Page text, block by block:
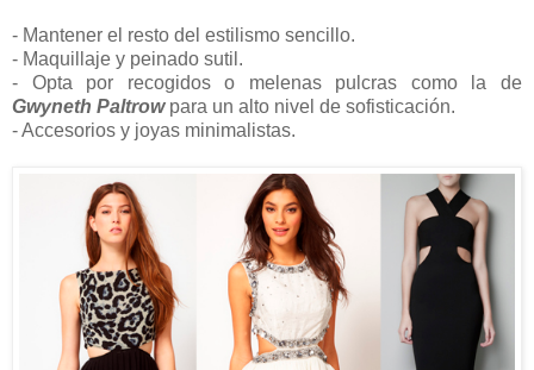
- Mantener el resto del estilismo sencillo.
- Maquillaje y peinado sutil.
- Opta por recogidos o melenas pulcras como la de
Gwyneth Paltrowpara un alto nivel de sofisticación.
- Accesorios y joyas minimalistas.